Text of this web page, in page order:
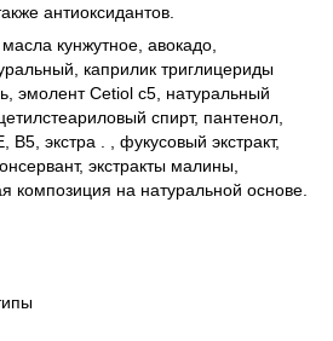
антиоксидантов.
кунжутное, авокадо,
каприлик триглицериды
эмолент Cetiol c5, натуральный
спирт, пантенол,
В5, экстра . , фукусовый экстракт,
экстракты малины,
композиция на натуральной основе.